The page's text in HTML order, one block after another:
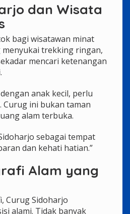
dan Wisata
bagi wisatawan minat
menyukai trekking ringan,
mencari ketenangan
anak kecil, perlu
ini bukan taman
alam terbuka.
sebagai tempat
dan kehati hatian.”
Alam yang
Curug Sidoharjo
alami. Tidak banyak